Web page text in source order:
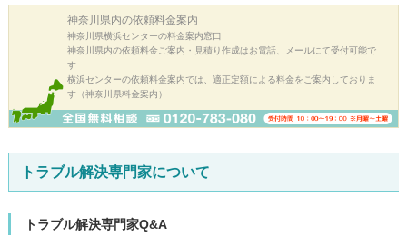
神奈川県内の依頼料金案内
神奈川県横浜センターの料金案内窓口
神奈川県内の依頼料金ご案内・見積り作成はお電話、メールにて受付可能で
す
横浜センターの依頼料金案内では、適正定額による料金をご案内しておりま
す（神奈川県料金案内）
トラブル解決専門家について
トラブル解決専門家Q&A